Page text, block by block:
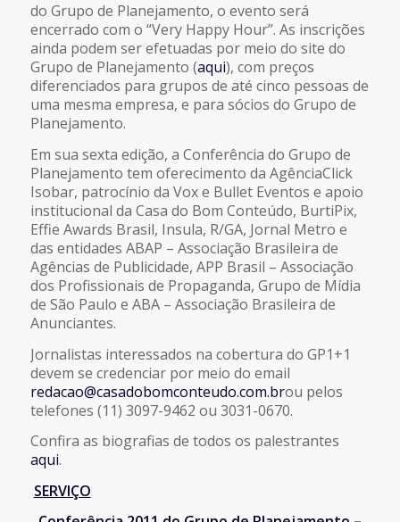
do Grupo de Planejamento, o evento será
encerrado com o “Very Happy Hour”. As inscrições
ainda podem ser efetuadas por meio do site do
Grupo de Planejamento (aqui), com preços
diferenciados para grupos de até cinco pessoas de
uma mesma empresa, e para sócios do Grupo de
Planejamento.
Em sua sexta edição, a Conferência do Grupo de
Planejamento tem oferecimento da AgênciaClick
Isobar, patrocínio da Vox e Bullet Eventos e apoio
institucional da Casa do Bom Conteúdo, BurtiPix,
Effie Awards Brasil, Insula, R/GA, Jornal Metro e
das entidades ABAP – Associação Brasileira de
Agências de Publicidade, APP Brasil – Associação
dos Profissionais de Propaganda, Grupo de Mídia
de São Paulo e ABA – Associação Brasileira de
Anunciantes.
Jornalistas interessados na cobertura do GP1+1
devem se credenciar por meio do email
redacao@casadobomconteudo.com.brou pelos
telefones (11) 3097-9462 ou 3031-0670.
Confira as biografias de todos os palestrantes
aqui.
SERVIÇO